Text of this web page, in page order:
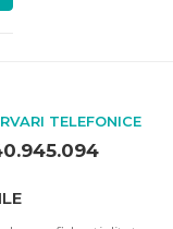
TELEFONICE